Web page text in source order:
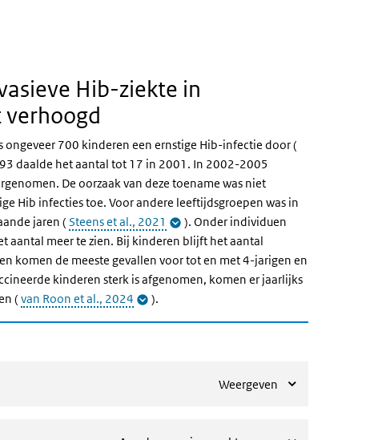
Hib-ziekte in
700 kinderen een ernstige Hib-infectie door (
daalde het aantal tot 17 in 2001. In 2002-2005
De oorzaak van deze toename was niet
Hib infecties toe. Voor andere leeftijdsgroepen was in
jaren ( Steens et al., 2021
). Onder individuen
aantal meer te zien. Bij kinderen blijft het aantal
komen de meeste gevallen voor tot en met 4-jarigen en
kinderen sterk is afgenomen, komen er jaarlijks
( van Roon et al., 2024 ).
Weergeven